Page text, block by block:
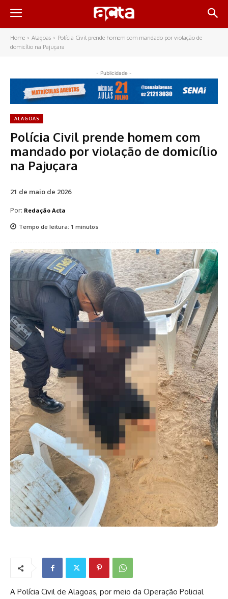
Home Alagoas
Polícia Civil prende homem com mandado por violação de
domicílio na Pajuçara
- Publicidade -
ALAGOAS
Polícia Civil prende homem com
mandado por violação de domicílio
na Pajuçara
21 de maio de 2026
Por: Redação Acta
Tempo de leitura: 1 minutos
A Polícia Civil de Alagoas, por meio da Operação Policial